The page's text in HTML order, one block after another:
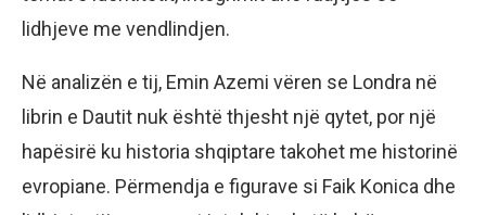
lidhjeve me vendlindjen.
Në analizën e tij, Emin Azemi vëren se Londra në
librin e Dautit nuk është thjesht një qytet, por një
hapësirë ku historia shqiptare takohet me historinë
evropiane. Përmendja e figurave si Faik Konica dhe